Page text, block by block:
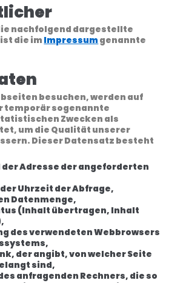
nachfolgend dargestellte
die im Impressum genannte
besuchen, werden auf
temporär sogenannte
Zwecken als
um die Qualität unserer
Dieser Datensatz besteht
der Adresse der angeforderten
Uhrzeit der Abfrage,
Datenmenge,
(Inhalt übertragen, Inhalt
des verwendeten Webbrowsers
der angibt, von welcher Seite
sind,
anfragenden Rechners, die so